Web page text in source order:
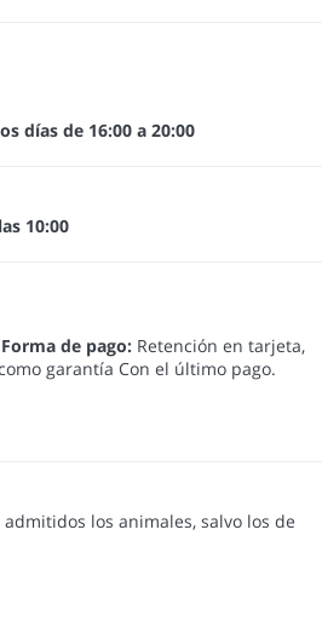
días de 16:00 a 20:00
10:00
Forma de pago: Retención en tarjeta,
garantía Con el último pago.
los animales, salvo los de